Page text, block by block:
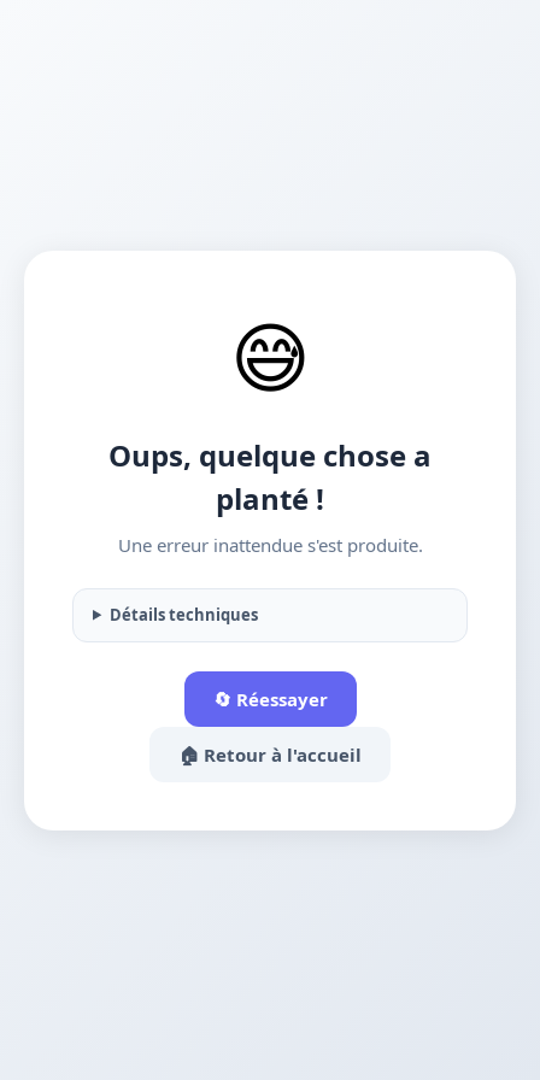
😅
Oups, quelque chose a
planté !
Une erreur inattendue s'est produite.
Détails techniques
🔄 Réessayer
🏠 Retour à l'accueil